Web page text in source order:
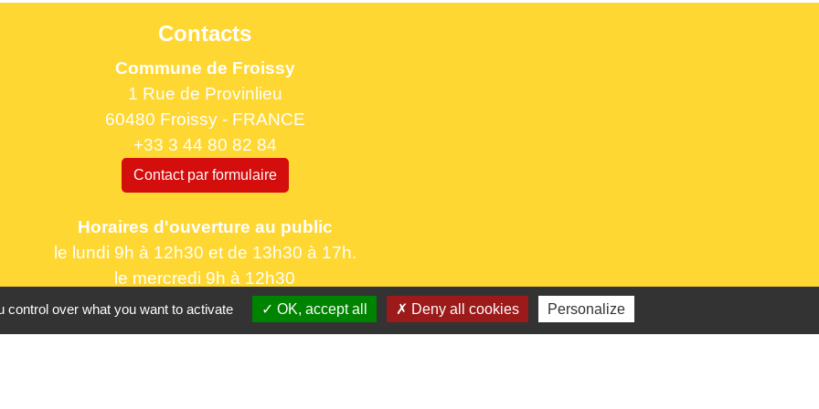
Contacts
Commune de Froissy
1 Rue de Provinlieu
60480 Froissy - FRANCE
+33 3 44 80 82 84
Contact par formulaire
Horaires d'ouverture au public
le lundi 9h à 12h30 et de 13h30 à 17h.
le mercredi 9h à 12h30
le vendredi 16h à 18h30
over what you want to activate OK, accept all Deny all cookies Personalize